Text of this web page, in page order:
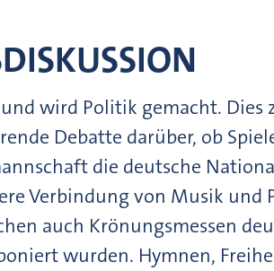
wird Politik gemacht. Dies
Debatte darüber, ob
die deutsche
Verbindung von Musik und
auch Krönungsmessen
wurden. Hymnen,